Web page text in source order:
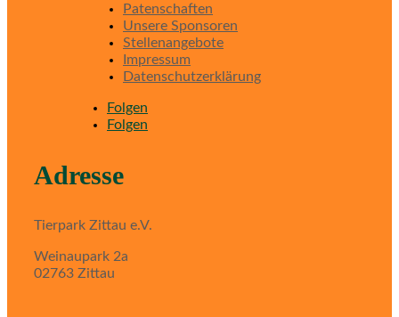
Patenschaften
Unsere Sponsoren
Stellenangebote
Impressum
Datenschutzerklärung
Folgen
Folgen
Adresse
Tierpark Zittau e.V.
Weinaupark 2a
02763 Zittau